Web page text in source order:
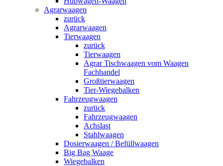
Agrarwaagen
zurück
Agrarwaagen
Tierwaagen
zurück
Tierwaagen
Agrar Tischwaagen vom Waagen
Fachhandel
Großtierwaagen
Tier-Wiegebalken
Fahrzeugwaagen
zurück
Fahrzeugwaagen
Achslast
Stahlwaagen
Dosierwaagen / Befüllwaagen
Big Bag Waage
Wiegebalken